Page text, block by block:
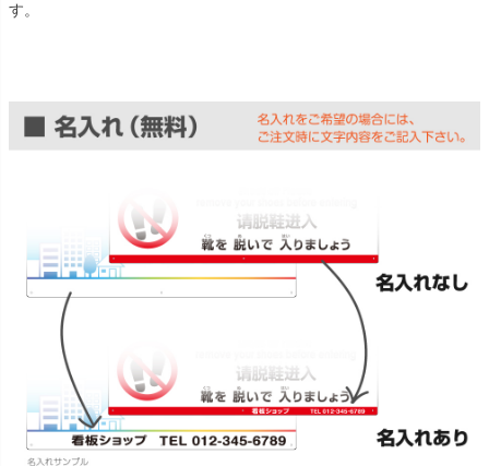
す。